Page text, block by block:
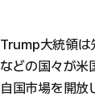
Trump大統領
などの国々が米
自国市場を開放